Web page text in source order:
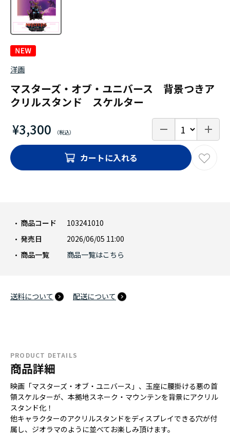
洋画
マスターズ・オブ・ユニバース 背景つきア
クリルスタンド スケルター
¥3,300
商品コード
103241010
発売日
2026/06/05 11:00
商品一覧
商品一覧はこちら
送料について 配送について
カートに入れる
PRODUCT DETAILS
商品詳細
映画「マスターズ・オブ・ユニバース」、玉座に腰掛ける悪の首
領スケルターが、本拠地スネーク・マウンテンを背景にアクリル
スタンド化！
他キャラクターのアクリルスタンドをディスプレイできる穴が付
属し、ジオラマのように並べてお楽しみ頂けます。